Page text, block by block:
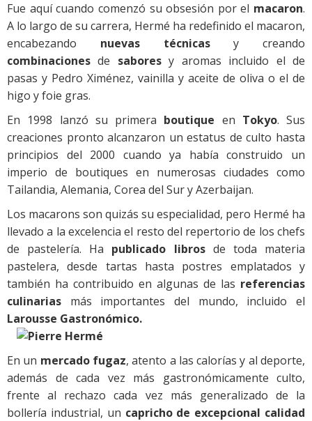
Fue aquí cuando comenzó su obsesión por el macaron.
A lo largo de su carrera, Hermé ha redefinido el macaron,
encabezando nuevas técnicasy creando
combinaciones de saboresy aromas incluido el de
pasas y Pedro Ximénez, vainilla y aceite de oliva o el de
higo y foie gras.
En 1998 lanzó su primera boutique en Tokyo. Sus
creaciones pronto alcanzaron un estatus de culto hasta
principios del 2000 cuando ya había construido un
imperio de boutiques en numerosas ciudades como
Tailandia, Alemania, Corea del Sur y Azerbaijan.
Los macarons son quizás su especialidad, pero Hermé ha
llevado a la excelencia el resto del repertorio de los chefs
de pastelería. Ha publicado librosde toda materia
pastelera, desde tartas hasta postres emplatados y
también ha contribuido en algunas de las referencias
culinarias más importantes del mundo, incluido el
Larousse Gastronómico.
En un mercado fugaz, atento a las calorías y al deporte,
además de cada vez más gastronómicamente culto,
frente al rechazo cada vez más generalizado de la
bollería industrial, un capricho de excepcional calidad